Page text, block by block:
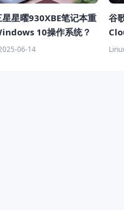
星曜930XBE笔记本重
10操作系统？
06-14
谷
来